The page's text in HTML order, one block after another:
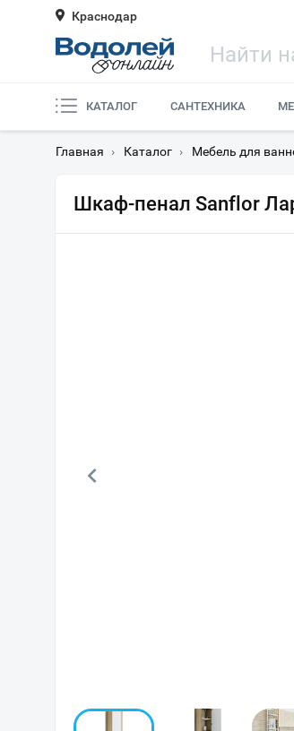
Краснодар
КАТАЛОГ САНТЕХНИКА
Главная › Каталог › Мебель для
Шкаф-пенал Sanflor